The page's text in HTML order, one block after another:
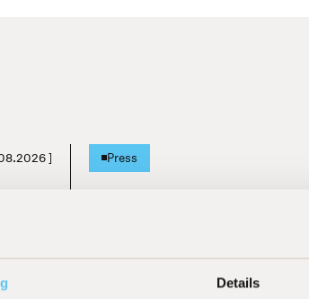
Details
] Press